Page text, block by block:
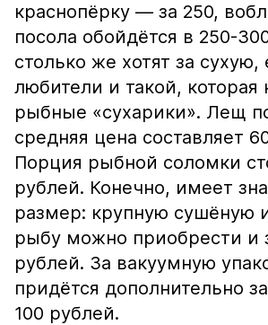
краснопёрку — за 250,
посола обойдётся в 250-
столько же хотят за сухую,
любители и такой, которая
рыбные «сухарики». Лещ
средняя цена составляет
Порция рыбной соломки
рублей. Конечно, имеет
размер: крупную сушёную
рыбу можно приобрести и
рублей. За вакуумную
придётся дополнительно
100 рублей.